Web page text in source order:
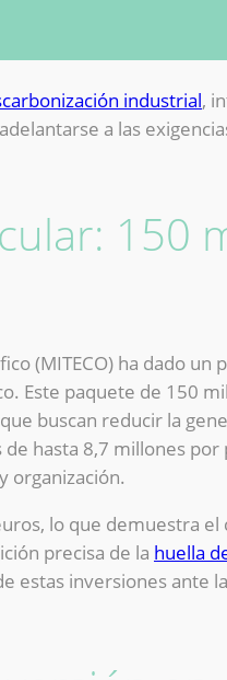
industrial,
a las
150
(MITECO) ha dado un
Este paquete de 150
buscan reducir la
hasta 8,7 millones
organización.
lo que demuestra
precisa de la huella
estas inversiones ante